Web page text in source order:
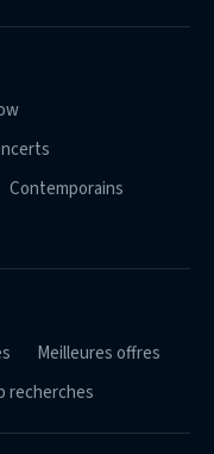
Contemporains
Meilleures offres
recherches